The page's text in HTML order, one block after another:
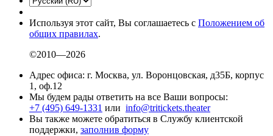
Используя этот сайт, Вы соглашаетесь с Положением об
общих правилах.
©2010—2026
Адрес офиса: г. Москва, ул. Воронцовская, д35Б, корпус
1, оф.12
Мы будем рады ответить на все Ваши вопросы:
+7 (495) 649-1331 или info@tritickets.theater
Вы также можете обратиться в Службу клиентской
поддержки, заполнив форму